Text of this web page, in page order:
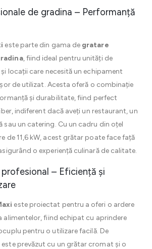
de gradina – Performanță
este parte din gama de gratare
, fiind ideal pentru unități de
locații care necesită un echipament
de utilizat. Acesta oferă o combinație
și durabilitate, fiind perfect
indiferent dacă aveți un restaurant, un
un catering. Cu un cadru din oțel
de 11,6 kW, acest grătar poate face față
o experiență culinară de calitate.
– Eficiență și
este proiectat pentru a oferi o ardere
alimentelor, fiind echipat cu aprindere
pentru o utilizare facilă. De
este prevăzut cu un grătar cromat și o